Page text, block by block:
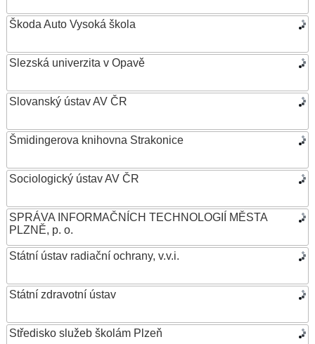
Škoda Auto Vysoká škola
Slezská univerzita v Opavě
Slovanský ústav AV ČR
Šmidingerova knihovna Strakonice
Sociologický ústav AV ČR
SPRÁVA INFORMAČNÍCH TECHNOLOGIÍ MĚSTA
PLZNĚ, p. o.
Státní ústav radiační ochrany, v.v.i.
Státní zdravotní ústav
Středisko služeb školám Plzeň